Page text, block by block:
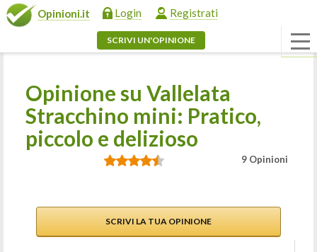
Opinioni.it Login Registrati
SCRIVI UN'OPINIONE
Opinione su Vallelata
Stracchino mini: Pratico,
piccolo e delizioso
9 Opinioni
SCRIVI LA TUA OPINIONE